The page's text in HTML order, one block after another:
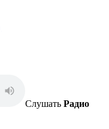
Слушать Радио